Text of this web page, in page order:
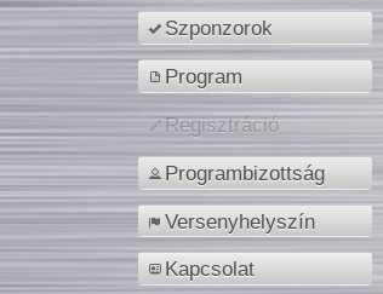
Szponzorok
Program
Regisztráció
Programbizottság
Versenyhelyszín
Kapcsolat